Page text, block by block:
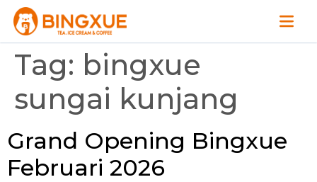
Tag: bingxue
sungai kunjang
Grand Opening Bingxue
Februari 2026